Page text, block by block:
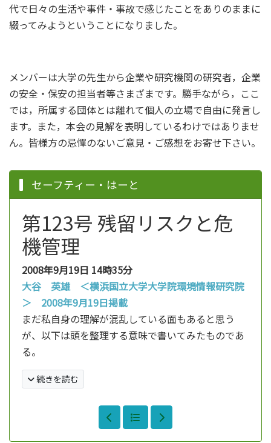
代で日々の生活や事件・事故で感じたことをありのままに
綴ってみようということになりました。
メンバーは大学の先生から企業や研究機関の研究者，企業
の安全・保安の担当者等さまざまです。勝手ながら，ここ
では，所属する団体とは離れて個人の立場で自由に発言し
ます。また，本会の見解を表明しているわけではありませ
ん。皆様方の忌憚のないご意見・ご感想をお寄せ下さい。
セーフティー・はーと
第123号 残留リスクと危
機管理
2008年9月19日 14時35分
大谷 英雄 ＜横浜国立大学大学院環境情報研究院
＞ 2008年9月19日掲載
まだ私自身の理解が混乱している面もあると思う
が、以下は頭を整理する意味で書いてみたものであ
る。
続きを読む